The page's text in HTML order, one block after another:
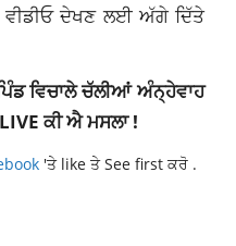
ਵੀਡੀਓ ਦੇਖਣ ਲਈ ਅੱਗੇ ਦਿੱਤੇ
ਵਿਚਾਲੇ ਚੱਲੀਆਂ ਅੰਨ੍ਹੇਵਾਹ
ਕੀ ਐ ਮਸਲਾ !
'ਤੇ like ਤੇ See first ਕਰੋ .